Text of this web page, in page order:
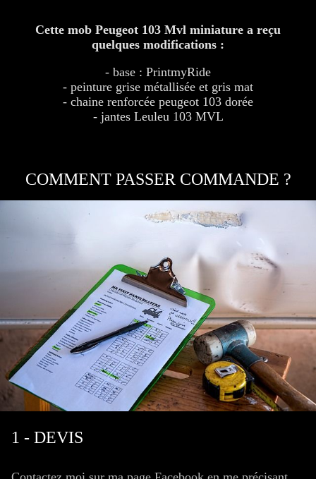
Cette mob Peugeot 103 Mvl miniature a reçu
quelques modifications :
- base : PrintmyRide
- peinture grise métallisée et gris mat
- chaine renforcée peugeot 103 dorée
- jantes Leuleu 103 MVL
COMMENT PASSER COMMANDE ?
1 - DEVIS